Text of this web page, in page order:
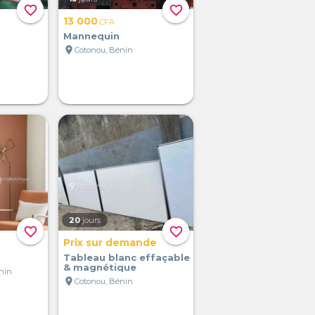
favorite_border favorite_border
13 000CFA
Mannequin
location_onCotonou, Bénin
favorite_border favorite_border
20 jours
Prix sur demande
Tableau blanc effaçable
& magnétique
location_onCotonou, Bénin